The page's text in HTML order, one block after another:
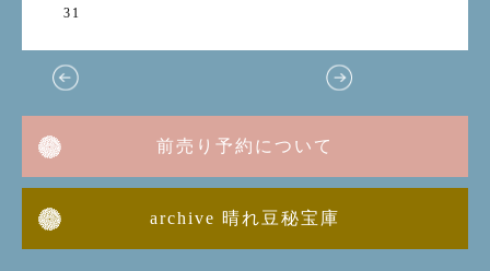
31
前売り予約について
archive 晴れ豆秘宝庫